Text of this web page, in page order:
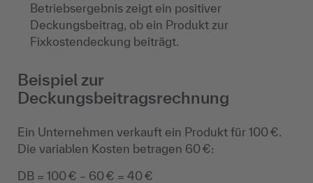
Betriebsergebnis zeigt ein positiver
Deckungsbeitrag, ob ein Produkt zur
Fixkostendeckung beiträgt.
Beispiel zur
Deckungsbeitragsrechnung
Ein Unternehmen verkauft ein Produkt für 100 €.
Die variablen Kosten betragen 60 €:
DB = 100 € – 60 € = 40 €